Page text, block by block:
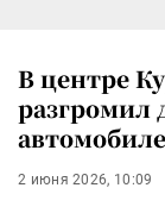
В центре
разгромил
2 июня 2026, 10:09